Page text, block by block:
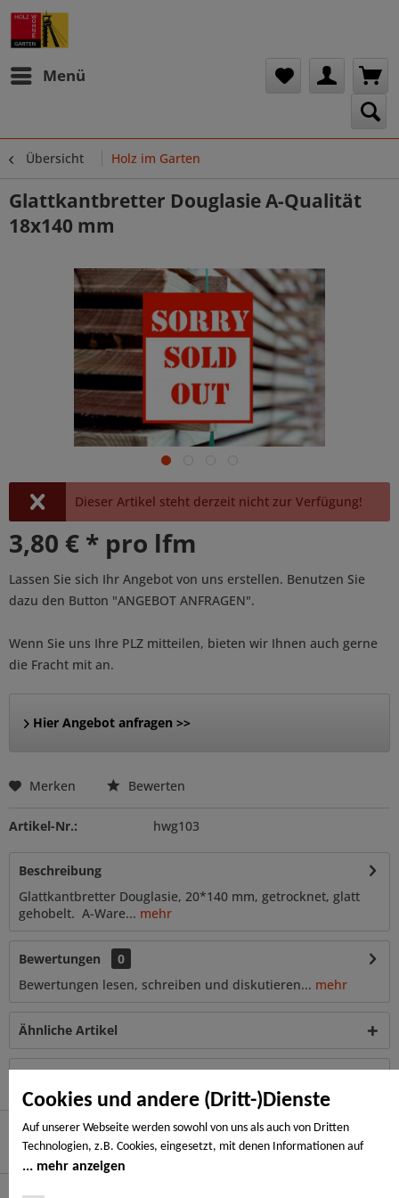
Cookies und andere (Dritt-)Dienste
Auf unserer Webseite werden sowohl von uns als auch von Dritten
Technologien, z.B. Cookies, eingesetzt, mit denen Informationen auf
Ihrem Endgerät gespeichert und/oder von Ihrem Endgerät abgerufen
mehr anzeigen
Menü
Übersicht Holz im Garten
Glattkantbretter Douglasie A-Qualität
18x140 mm
Dieser Artikel steht derzeit nicht zur Verfügung!
3,80 € * pro lfm
Lassen Sie sich Ihr Angebot von uns erstellen. Benutzen Sie
dazu den Button "ANGEBOT ANFRAGEN".
Wenn Sie uns Ihre PLZ mitteilen, bieten wir Ihnen auch gerne
die Fracht mit an.
Hier Angebot anfragen >>
Merken Bewerten
Artikel-Nr.: hwg103
Beschreibung
Glattkantbretter Douglasie, 20*140 mm, getrocknet, glatt
gehobelt. A-Ware... mehr
Bewertungen
0
Bewertungen lesen, schreiben und diskutieren... mehr
Ähnliche Artikel
Hier finden Sie uns
Service Hotline